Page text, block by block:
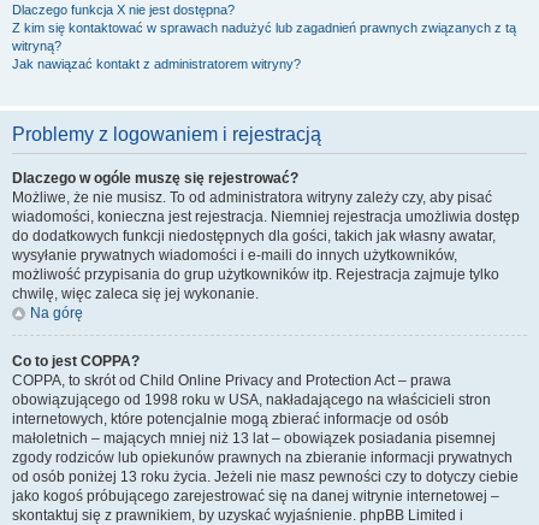
Dlaczego funkcja X nie jest dostępna?
Z kim się kontaktować w sprawach nadużyć lub zagadnień prawnych związanych z tą
witryną?
Jak nawiązać kontakt z administratorem witryny?
Problemy z logowaniem i rejestracją
Dlaczego w ogóle muszę się rejestrować?
Możliwe, że nie musisz. To od administratora witryny zależy czy, aby pisać
wiadomości, konieczna jest rejestracja. Niemniej rejestracja umożliwia dostęp
do dodatkowych funkcji niedostępnych dla gości, takich jak własny awatar,
wysyłanie prywatnych wiadomości i e-maili do innych użytkowników,
możliwość przypisania do grup użytkowników itp. Rejestracja zajmuje tylko
chwilę, więc zaleca się jej wykonanie.
Na górę
Co to jest COPPA?
COPPA, to skrót od Child Online Privacy and Protection Act – prawa
obowiązującego od 1998 roku w USA, nakładającego na właścicieli stron
internetowych, które potencjalnie mogą zbierać informacje od osób
małoletnich – mających mniej niż 13 lat – obowiązek posiadania pisemnej
zgody rodziców lub opiekunów prawnych na zbieranie informacji prywatnych
od osób poniżej 13 roku życia. Jeżeli nie masz pewności czy to dotyczy ciebie
jako kogoś próbującego zarejestrować się na danej witrynie internetowej –
skontaktuj się z prawnikiem, by uzyskać wyjaśnienie. phpBB Limited i